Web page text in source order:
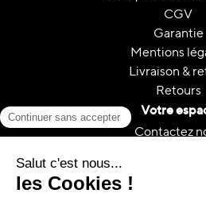
CGV
Garantie
Mentions
Livraison &
Retours
Votre
Contactez